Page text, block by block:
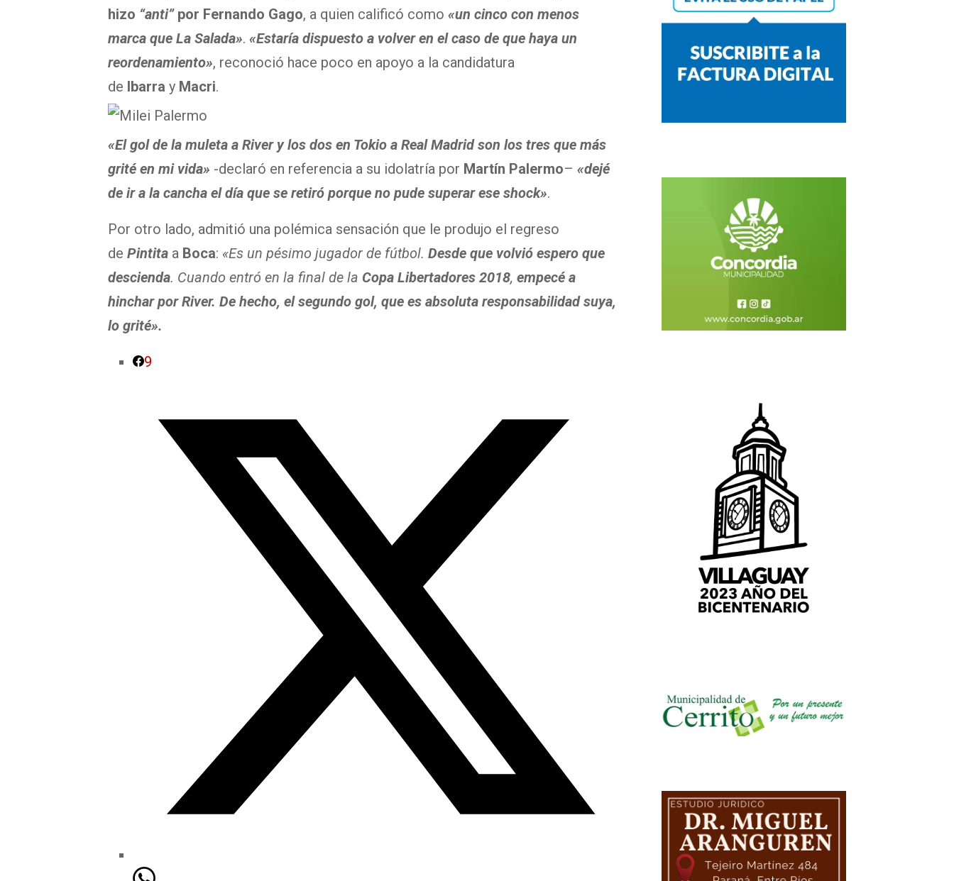
hizo “anti” por Fernando Gago, a quien calificó como «un cinco con menos
marca que La Salada». «Estaría dispuesto a volver en el caso de que haya un
reordenamiento», reconoció hace poco en apoyo a la candidatura
de Ibarra y Macri.
«El gol de la muleta a River y los dos en Tokio a Real Madrid son los tres que más
grité en mi vida» -declaró en referencia a su idolatría por Martín Palermo– «dejé
de ir a la cancha el día que se retiró porque no pude superar ese shock».
Por otro lado, admitió una polémica sensación que le produjo el regreso
de Pintita a Boca: «Es un pésimo jugador de fútbol. Desde que volvió espero que
descienda. Cuando entró en la final de la Copa Libertadores 2018, empecé a
hinchar por River. De hecho, el segundo gol, que es absoluta responsabilidad suya,
lo grité».
9